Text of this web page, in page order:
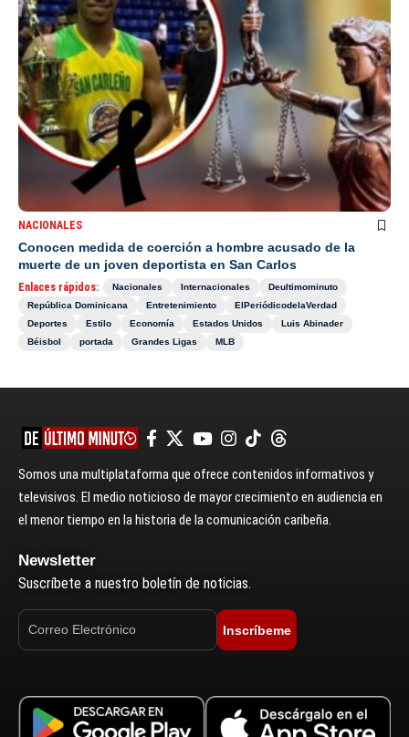
NACIONALES
Conocen medida de coerción a hombre acusado de la
muerte de un joven deportista en San Carlos
Enlaces rápidos: Nacionales Internacionales
Deultimominuto
República Dominicana
Entretenimiento
ElPeriódicodelaVerdad
Deportes
Estilo Economía Estados Unidos
Luis Abinader
Béisbol
portada Grandes Ligas MLB
Somos una multiplataforma que ofrece contenidos informativos y
televisivos. El medio noticioso de mayor crecimiento en audiencia en
el menor tiempo en la historia de la comunicación caribeña.
Newsletter
Suscríbete a nuestro boletín de noticias.
Inscríbeme